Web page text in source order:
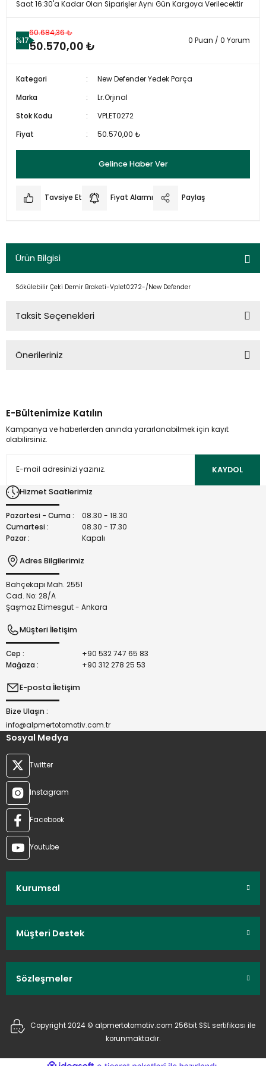
Saat 16:30'a Kadar Olan Siparişler Aynı Gün Kargoya Verilecektir
%17
60.684,36 ₺
50.570,00 ₺ 0 Puan / 0 Yorum
Kategori
New Defender Yedek Parça
Marka
Lr.Orjınal
Stok Kodu
VPLET0272
Fiyat
50.570,00 ₺
Gelince Haber Ver
Tavsiye Et Fiyat Alarmı Paylaş
Ürün Bilgisi
Sökülebilir Çeki Demir Braketi-Vplet0272-/New Defender
Taksit Seçenekleri
Önerileriniz
kullanarak tarafımıza iletebilirsiniz.
Görüş ve önerileriniz için teşekkür ederiz.
Ürün açıklamasında eksik bilgiler bulunuyor.
Bu ürüne benzer farklı alternatifler olmalı.
E-Bültenimize Katılın
Kampanya ve haberlerden anında yararlanabilmek için kayıt
olabilirsiniz.
KAYDOL
Hizmet Saatlerimiz
Pazartesi - Cuma :
08.30 - 18.30
Cumartesi :
08.30 - 17.30
Pazar :
Kapalı
Adres Bilgilerimiz
Bahçekapı Mah. 2551
Cad. No: 28/A
Şaşmaz Etimesgut - Ankara
Müşteri İletişim
Cep :
+90 532 747 65 83
Mağaza :
+90 312 278 25 53
E-posta İletişim
Bize Ulaşın :
info@alpmertotomotiv.com.tr
Sosyal Medya
Twitter
Instagram
Facebook
Youtube
Kurumsal
Müşteri Destek
Sözleşmeler
Copyright 2024 © alpmertotomotiv.com 256bit SSL sertifikası ile
korunmaktadır.